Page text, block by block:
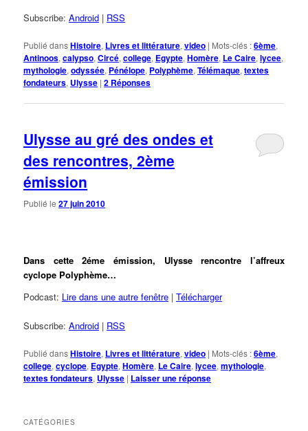
Subscribe:Android | RSS
Publié dansHistoire, Livres et littérature,video | Mots-clés :6ème,
Antinoos,calypso,Circé,college, Egypte,Homère, Le Caire,lycee,
mythologie,odyssée, Pénélope, Polyphème,Télémaque,textes
fondateurs, Ulysse |2 Réponses
Ulysse au gré des ondes et
des rencontres, 2ème
émission
Publié le27 juin 2010
Dans cette 2éme émission, Ulysse rencontre l’affreux
cyclope Polyphème…
Podcast: Lire dans une autre fenêtre |Télécharger
Subscribe:Android | RSS
Publié dansHistoire, Livres et littérature,video | Mots-clés :6ème,
college,cyclope, Egypte,Homère, Le Caire,lycee,mythologie,
textes fondateurs, Ulysse | Laisser une réponse
CATÉGORIES